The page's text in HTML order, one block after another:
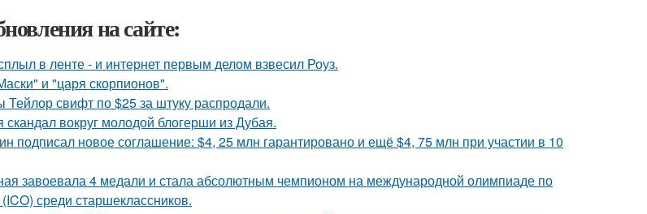
на сайте:
в ленте - и интернет первым делом взвесил Роуз.
и "царя скорпионов".
Тейлор свифт по $25 за штуку распродали.
скандал вокруг молодой блогерши из Дубая.
подписал новое соглашение: $4, 25 млн гарантировано и ещё $4, 75 млн при участии в 10
завоевала 4 медали и стала абсолютным чемпионом на международной олимпиаде по
среди старшеклассников.